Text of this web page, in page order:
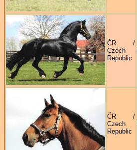
ČR /
Czech
Republic
ČR /
Czech
Republic